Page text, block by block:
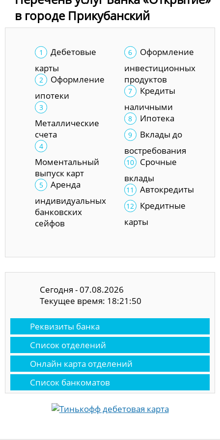
в городе Прикубанский
Дебетовые
карты
Оформление
ипотеки
Металлические
счета
Моментальный
выпуск карт
Аренда
индивидуальных
банковских
сейфов
Оформление
инвестиционных
продуктов
Кредиты
наличными
Ипотека
Вклады до
востребования
Срочные
вклады
Автокредиты
Кредитные
карты
Сегодня - 07.08.2026
Текущее время: 18:21:51
Реквизиты банка
Список отделений
Онлайн карта отделений
Список банкоматов